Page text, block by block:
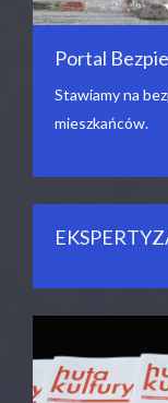
Portal
Stawiamy na
mieszkańców.